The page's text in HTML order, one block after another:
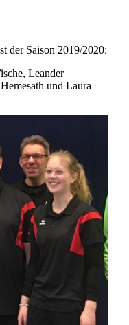
der Saison 2019/2020:
Leander
und Laura